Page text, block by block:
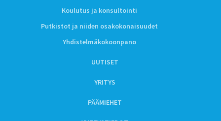
Koulutus ja konsultointi
Putkistot ja niiden osakokonaisuudet
Yhdistelmäkokoonpano
UUTISET
YRITYS
PÄÄMIEHET